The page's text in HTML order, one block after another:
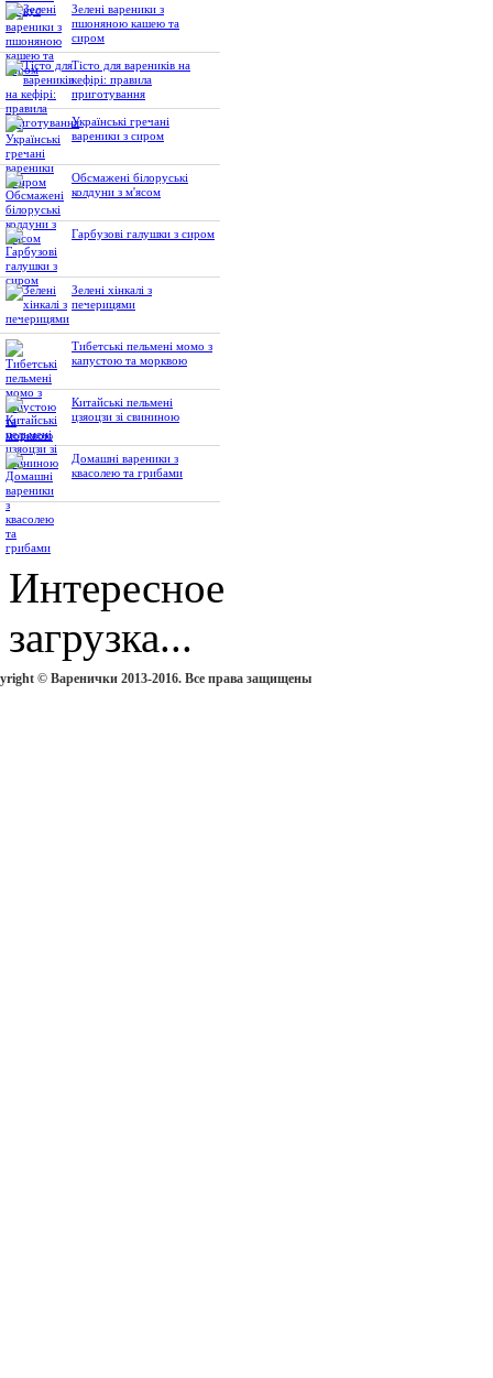
Зелені вареники з
пшоняною кашею та
сиром
Тісто для вареників на
кефірі: правила
приготування
Українські гречані
вареники з сиром
Обсмажені білоруські
колдуни з м'ясом
Гарбузові галушки з сиром
Зелені хінкалі з
печерицями
Тибетські пельмені момо з
капустою та морквою
Китайські пельмені
цзяоцзи зі свининою
Домашні вареники з
квасолею та грибами
Интересное
загрузка...
© Варенички 2013-2016. Все права защищены